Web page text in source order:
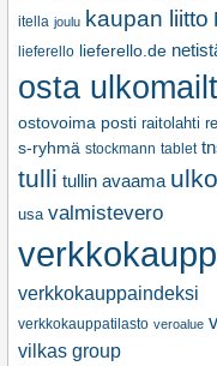
itella joulu kaupan liitto
lieferello lieferello.de
osta
ostovoima posti raitolahti
s-ryhmä stockmann tablet
tulli tullin avaama
usa valmistevero
verkkokauppaindeksi
verkkokauppatilasto veroalue
vilkas group